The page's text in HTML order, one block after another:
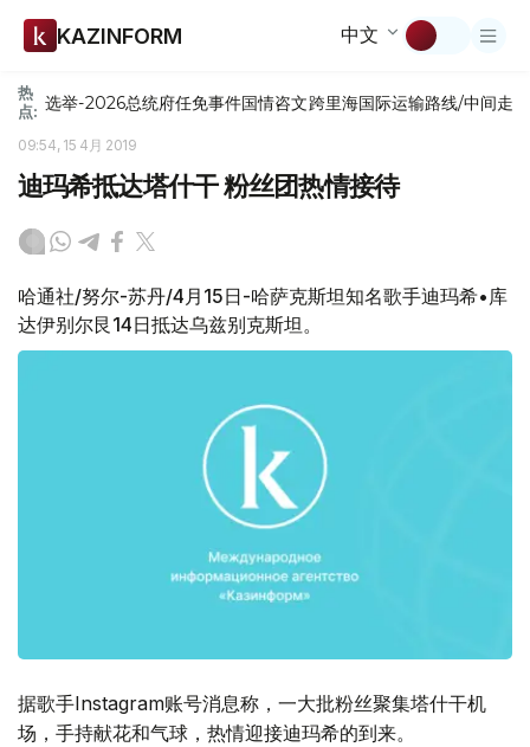
KAZINFORM 中文
热
点: 选举-2026总统府任免事件国情咨文跨里海国际运输路线/中间走廊
09:54, 15 4月 2019
迪玛希抵达塔什干 粉丝团热情接待
哈通社/努尔-苏丹/4月15日-哈萨克斯坦知名歌手迪玛希•库
达伊别尔艮14日抵达乌兹别克斯坦。
据歌手Instagram账号消息称，一大批粉丝聚集塔什干机
场，手持献花和气球，热情迎接迪玛希的到来。